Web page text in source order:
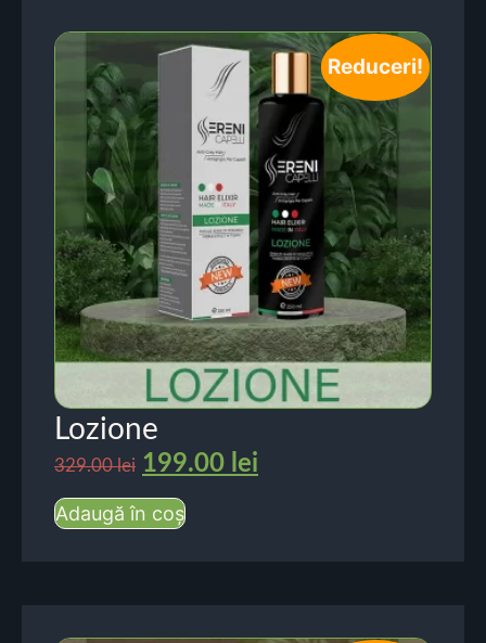
Reduceri!
Lozione
329.00lei 199.00 lei
Adaugă în coș